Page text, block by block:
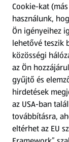
Kérdőív
Fizetési
ALDI utalványok
Árcsökkentés
Adattörlő
Cookie-kat
használunk,
Ön igényeihez
lehetővé teszik
közösségi
az Ön
gyűjtő és
hirdetések
az USA-ban
továbbításra,
eltérhet az EU